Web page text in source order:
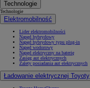
Technologie
Technologie
Elektromobilność
Lider elektromobilności
Napęd hybrydowy
Napęd hybrydowy typu plug-in
Napęd wodorowy
Napęd elektryczny na baterię
Zasięg aut elektrycznych
Zalety posiadania aut elektrycznych
Ładowanie elektrycznej Toyoty